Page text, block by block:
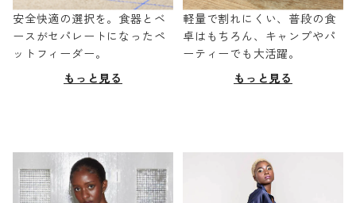
安全快適の選択を。食器とベ
ースがセパレートになったペ
ットフィーダー。
もっと見る
軽量で割れにくい、普段の食
卓はもちろん、キャンプやパ
ーティーでも大活躍。
もっと見る